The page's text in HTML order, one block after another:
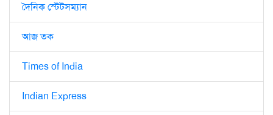
দৈনিক স্টেটসম্যান
আজ তক
Times of India
Indian Express